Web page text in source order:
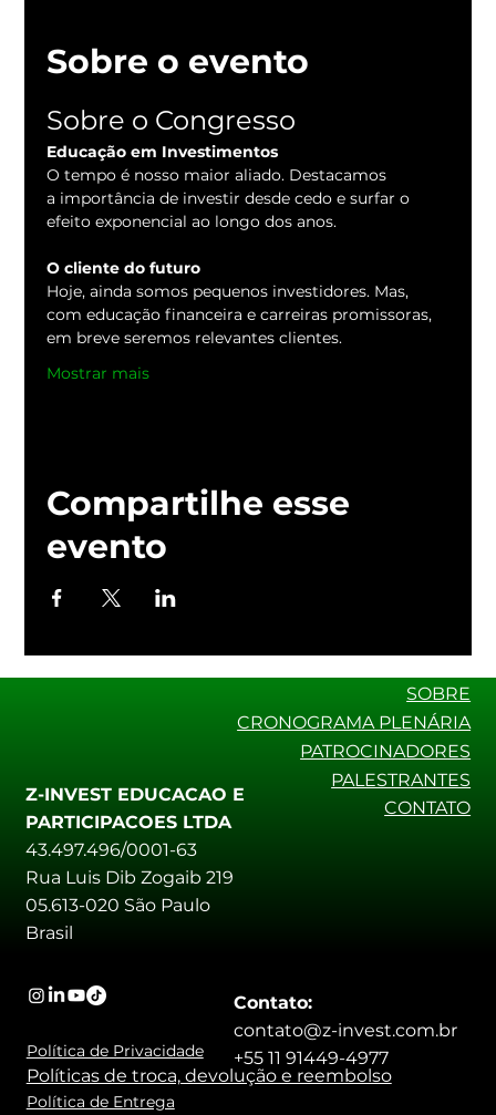
Sobre o evento
Sobre o Congresso
Educação em Investimentos
O tempo é nosso maior aliado. Destacamos
a importância de investir desde cedo e surfar o
efeito exponencial ao longo dos anos.
O cliente do futuro
Hoje, ainda somos pequenos investidores. Mas,
com educa​ção financeira e carreiras promissoras,
em breve seremos relevantes clientes.
Mostrar mais
Compartilhe esse
evento
SOBRE
CRONOGRAMA PLENÁRIA
PATROCINADORES
PALESTRANTES
CONTATO
Z-INVEST EDUCACAO E
PARTICIPACOES LTDA
43.497.496/0001-63
Rua Luis Dib Zogaib 219
05.613-020 São Paulo
Brasil
Contato:
contato@z-invest.com.br
+55 11 91449-4977
Política de Privacidade
Políticas de troca, devolução e reembolso
Política de Entrega